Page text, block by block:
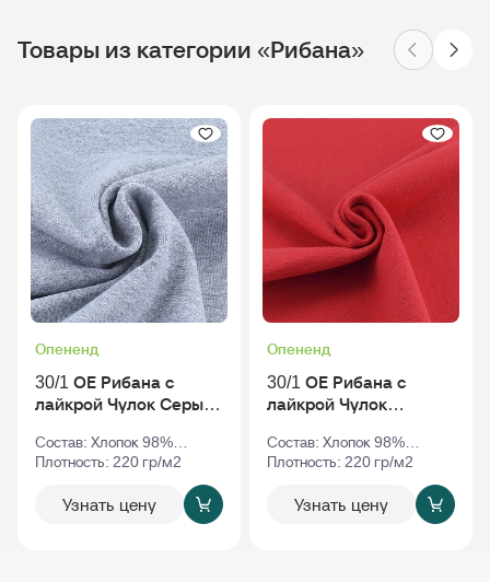
Товары из категории «Рибана»
Опененд
30/1 ОЕ Рибана с
лайкрой Чулок Серый-
Состав: Хлопок 98%
Эластан 2%
Плотность: 220 гр/м2
Узнать цену
Опененд
30/1 ОЕ Рибана с
лайкрой Чулок
Состав: Хлопок 98%
Эластан 2%
Плотность: 220 гр/м2
Узнать цену